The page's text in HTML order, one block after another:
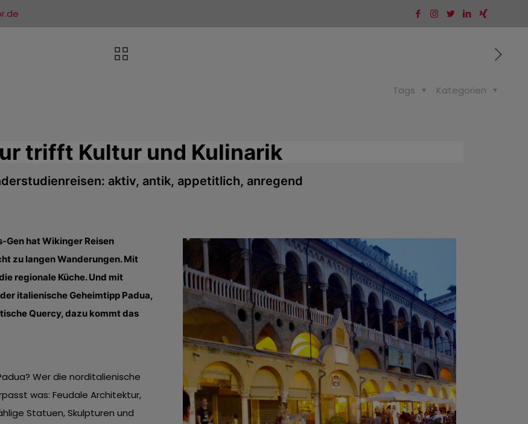
Kategorien
Tags
trifft Kultur und Kulinarik
aktiv, antik, appetitlich, anregend
Gen hat Wikinger Reisen
zu langen Wanderungen. Mit
regionale Küche. Und mit
italienische Geheimtipp Padua,
Quercy, dazu kommt das
Wer die norditalienische
was: Feudale Architektur,
Statuen, Skulpturen und